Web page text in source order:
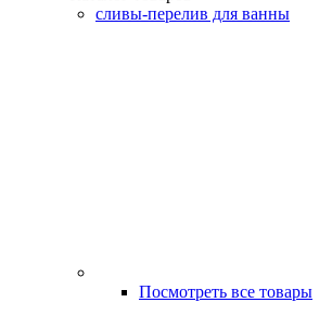
сливы-перелив для ванны
Посмотреть все товары